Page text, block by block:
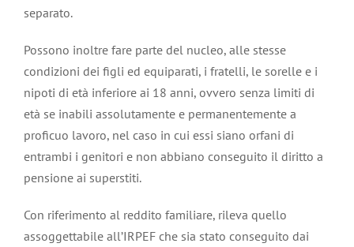
separato.
Possono inoltre fare parte del nucleo, alle stesse
condizioni dei figli ed equiparati, i fratelli, le sorelle e i
nipoti di età inferiore ai 18 anni, ovvero senza limiti di
età se inabili assolutamente e permanentemente a
proficuo lavoro, nel caso in cui essi siano orfani di
entrambi i genitori e non abbiano conseguito il diritto a
pensione ai superstiti.
Con riferimento al reddito familiare, rileva quello
assoggettabile all’IRPEF che sia stato conseguito dai